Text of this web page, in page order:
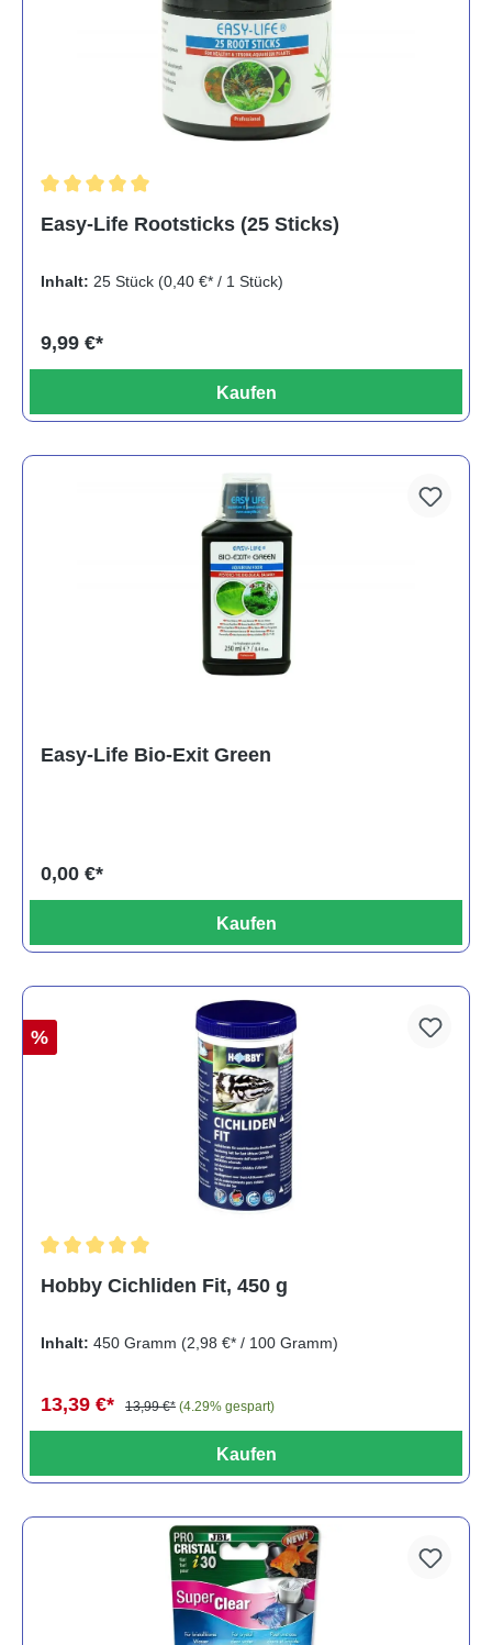
Easy-Life Rootsticks (25 Sticks)
Inhalt: 25 Stück (0,40 €* / 1 Stück)
9,99 €*
Kaufen
Easy-Life Bio-Exit Green
0,00 €*
Kaufen
%
Hobby Cichliden Fit, 450 g
Inhalt: 450 Gramm (2,98 €* / 100 Gramm)
13,39 €* 13,99 €* (4.29% gespart)
Kaufen